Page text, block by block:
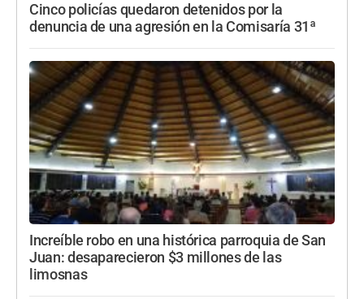
Cinco policías quedaron detenidos por la
denuncia de una agresión en la Comisaría 31ª
Increíble robo en una histórica parroquia de San
Juan: desaparecieron $3 millones de las
limosnas